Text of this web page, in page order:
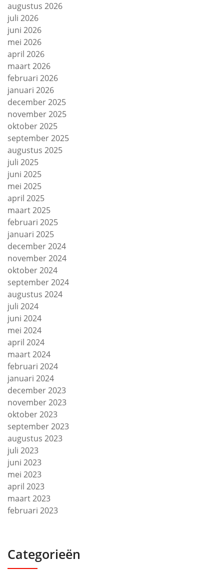
augustus 2026
juli 2026
juni 2026
mei 2026
april 2026
maart 2026
februari 2026
januari 2026
december 2025
november 2025
oktober 2025
september 2025
augustus 2025
juli 2025
juni 2025
mei 2025
april 2025
maart 2025
februari 2025
januari 2025
december 2024
november 2024
oktober 2024
september 2024
augustus 2024
juli 2024
juni 2024
mei 2024
april 2024
maart 2024
februari 2024
januari 2024
december 2023
november 2023
oktober 2023
september 2023
augustus 2023
juli 2023
juni 2023
mei 2023
april 2023
maart 2023
februari 2023
Categorieën